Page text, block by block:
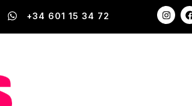
+34 601 15 34 72